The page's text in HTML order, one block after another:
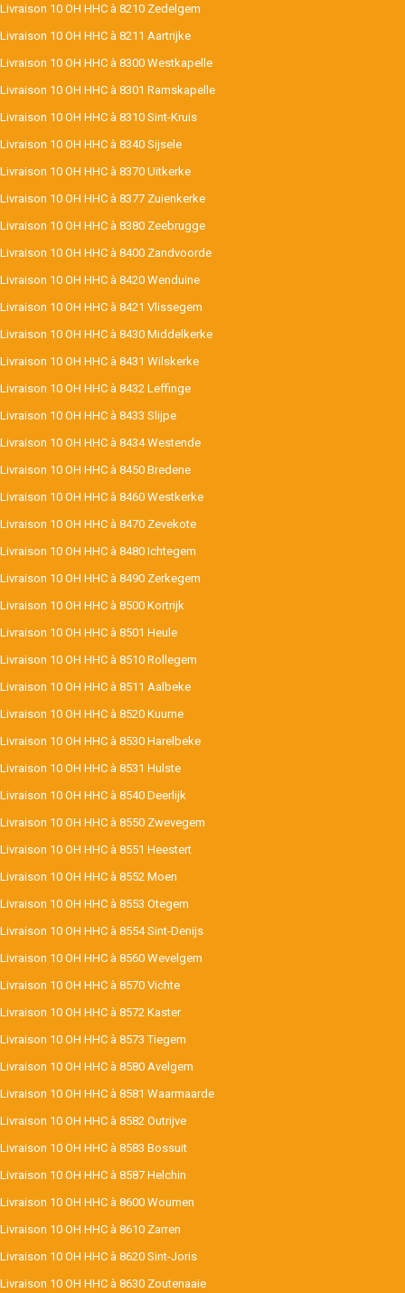
Livraison 10 OH HHC à 8210 Zedelgem
Livraison 10 OH HHC à 8211 Aartrijke
Livraison 10 OH HHC à 8300 Westkapelle
Livraison 10 OH HHC à 8301 Ramskapelle
Livraison 10 OH HHC à 8310 Sint-Kruis
Livraison 10 OH HHC à 8340 Sijsele
Livraison 10 OH HHC à 8370 Uitkerke
Livraison 10 OH HHC à 8377 Zuienkerke
Livraison 10 OH HHC à 8380 Zeebrugge
Livraison 10 OH HHC à 8400 Zandvoorde
Livraison 10 OH HHC à 8420 Wenduine
Livraison 10 OH HHC à 8421 Vlissegem
Livraison 10 OH HHC à 8430 Middelkerke
Livraison 10 OH HHC à 8431 Wilskerke
Livraison 10 OH HHC à 8432 Leffinge
Livraison 10 OH HHC à 8433 Slijpe
Livraison 10 OH HHC à 8434 Westende
Livraison 10 OH HHC à 8450 Bredene
Livraison 10 OH HHC à 8460 Westkerke
Livraison 10 OH HHC à 8470 Zevekote
Livraison 10 OH HHC à 8480 Ichtegem
Livraison 10 OH HHC à 8490 Zerkegem
Livraison 10 OH HHC à 8500 Kortrijk
Livraison 10 OH HHC à 8501 Heule
Livraison 10 OH HHC à 8510 Rollegem
Livraison 10 OH HHC à 8511 Aalbeke
Livraison 10 OH HHC à 8520 Kuurne
Livraison 10 OH HHC à 8530 Harelbeke
Livraison 10 OH HHC à 8531 Hulste
Livraison 10 OH HHC à 8540 Deerlijk
Livraison 10 OH HHC à 8550 Zwevegem
Livraison 10 OH HHC à 8551 Heestert
Livraison 10 OH HHC à 8552 Moen
Livraison 10 OH HHC à 8553 Otegem
Livraison 10 OH HHC à 8554 Sint-Denijs
Livraison 10 OH HHC à 8560 Wevelgem
Livraison 10 OH HHC à 8570 Vichte
Livraison 10 OH HHC à 8572 Kaster
Livraison 10 OH HHC à 8573 Tiegem
Livraison 10 OH HHC à 8580 Avelgem
Livraison 10 OH HHC à 8581 Waarmaarde
Livraison 10 OH HHC à 8582 Outrijve
Livraison 10 OH HHC à 8583 Bossuit
Livraison 10 OH HHC à 8587 Helchin
Livraison 10 OH HHC à 8600 Woumen
Livraison 10 OH HHC à 8610 Zarren
Livraison 10 OH HHC à 8620 Sint-Joris
Livraison 10 OH HHC à 8630 Zoutenaaie